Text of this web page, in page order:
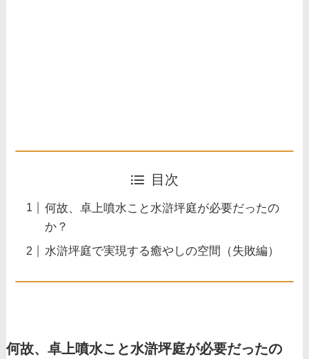
目次
何故、卓上噴水こと水滸坪庭が必要だったの
か？
水滸坪庭で実現する癒やしの空間（失敗編）
何故、卓上噴水こと水滸坪庭が必要だったの